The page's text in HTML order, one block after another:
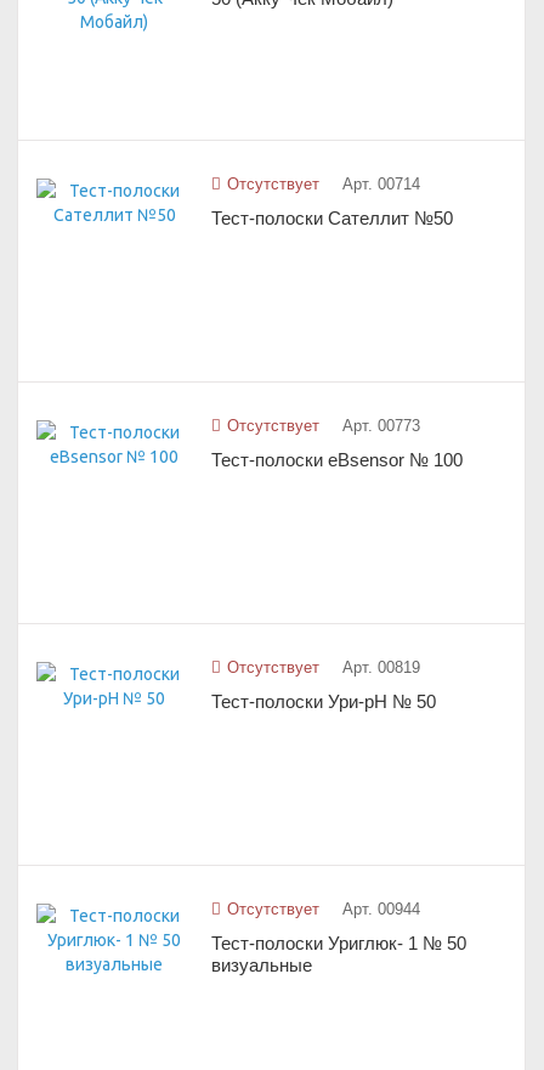
Отсутствует Арт. 00714
Тест-полоски Сателлит №50
Отсутствует Арт. 00773
Тест-полоски eBsensor № 100
Отсутствует Арт. 00819
Тест-полоски Ури-pH № 50
Отсутствует Арт. 00944
Тест-полоски Уриглюк- 1 № 50
визуальные